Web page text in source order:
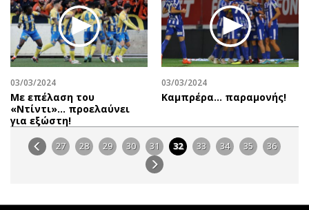
03/03/2024
Με επέλαση του
«Ντίντι»… προελαύνει
για εξώστη!
03/03/2024
Καμπρέρα… παραμονής!
27 28 29 30 31 32 33 34 35 36